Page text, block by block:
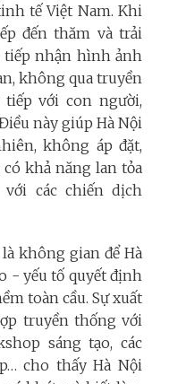
tế Việt Nam. Khi
đến thăm và trải
tiếp nhận hình ảnh
không qua truyền
với con người,
này giúp Hà Nội
không áp đặt,
khả năng lan tỏa
các chiến dịch
không gian để Hà
- yếu tố quyết định
toàn cầu. Sự xuất
truyền thống với
sáng tạo, các
cho thấy Hà Nội